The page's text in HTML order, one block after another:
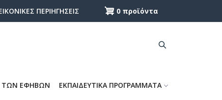
ΠΕΡΙΗΓΗΣΕΙΣ 0 προϊόντα
ΤΩΝ ΕΦΗΒΩΝ ΕΚΠΑΙΔΕΥΤΙΚΑ ΠΡΟΓΡΑΜΜΑΤΑ